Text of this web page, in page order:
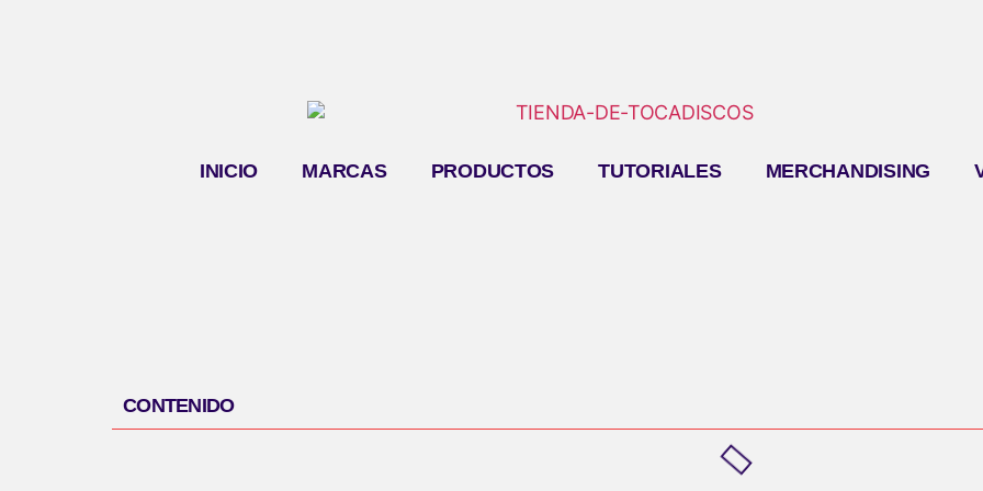
INICIO MARCAS PRODUCTOS TUTORIALES MERCHANDISING
CONTENIDO